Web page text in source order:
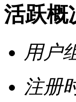
活跃概
用户
注册